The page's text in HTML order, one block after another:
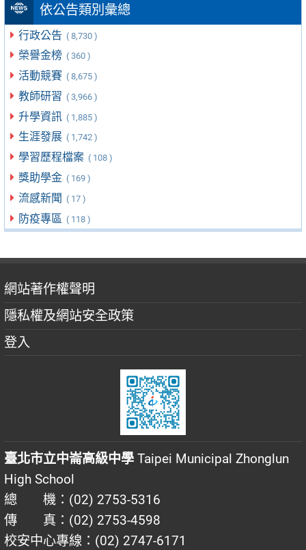
依公告類別彙總
行政公告 ( 8,730 )
榮譽金榜 ( 360 )
活動競賽 ( 8,675 )
教師研習 ( 3,966 )
升學資訊 ( 1,885 )
生涯發展 ( 1,742 )
學習歷程檔案 ( 108 )
獎助學金 ( 169 )
流感新聞 ( 17 )
防疫專區 ( 118 )
網站著作權聲明
隱私權及網站安全政策
登入
臺北市立中崙高級中學 Taipei Municipal Zhonglun
High School
總 機：(02) 2753-5316
傳 真：(02) 2753-4598
校安中心專線：(02) 2747-6171